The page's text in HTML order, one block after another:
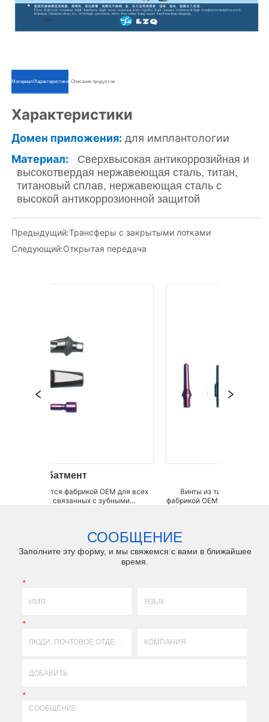
ㅤㅤМатериал/Характеристикиㅤㅤ ㅤㅤОписание продуктовㅤㅤ
Предыдущий:Трансферы с закрытыми лотками
Следующий:Открытая передача
OEM для всех
с зубными
Винты из титанового сплава LZQ является
фабрикой OEM для всех видов деталей, связанных
колпачок, крепление, аналог, сверл...
СООБЩЕНИЕ
Заполните эту форму, и мы свяжемся с вами в ближайшее
время.
*
*
*